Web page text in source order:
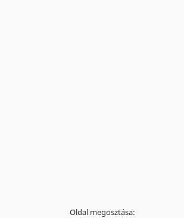
Oldal megosztása: